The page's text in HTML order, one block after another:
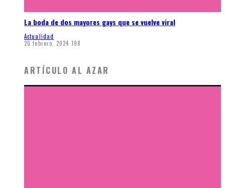
La boda de dos mayores gays que se vuelve viral
Actualidad
20 febrero, 2024 198
ARTÍCULO AL AZAR